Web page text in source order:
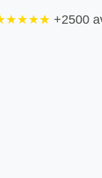
★ +2500